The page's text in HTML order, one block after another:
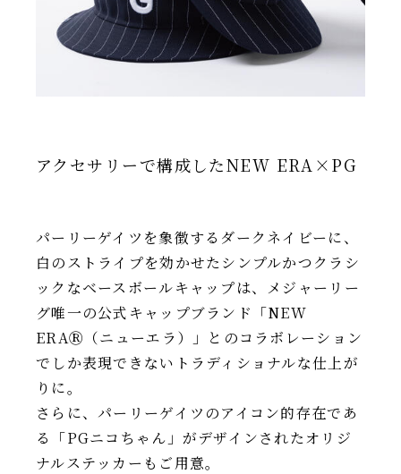
アクセサリーで構成したNEW ERA×PG
パーリーゲイツを象徴するダークネイビーに、
白のストライプを効かせたシンプルかつクラシ
ックなベースボールキャップは、メジャーリー
グ唯一の公式キャップブランド「NEW
ERAⓇ（ニューエラ）」とのコラボレーション
でしか表現できないトラディショナルな仕上が
りに。
さらに、パーリーゲイツのアイコン的存在であ
る「PGニコちゃん」がデザインされたオリジ
ナルステッカーもご用意。